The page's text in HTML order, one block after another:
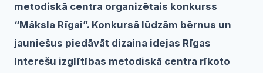
metodiskā centra organizētais konkurss
“Māksla Rīgai”. Konkursā lūdzām bērnus un
jauniešus piedāvāt dizaina idejas Rīgas
Interešu izglītības metodiskā centra rīkoto